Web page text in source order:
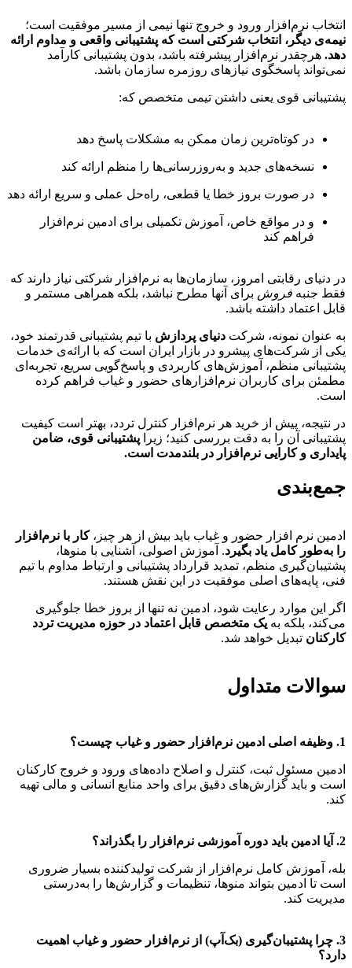
انتخاب نرم‌افزار ورود و خروج تنها نیمی از مسیر موفقیت است؛
نیمه‌ی دیگر، انتخاب شرکتی است که پشتیبانی واقعی و مداوم ارائه
دهد. هرچقدر نرم‌افزار پیشرفته باشد، بدون پشتیبانی کارآمد
نمی‌تواند پاسخگوی نیازهای روزمره سازمان باشد.
پشتیبانی قوی یعنی داشتن تیمی متخصص که:
در کوتاه‌ترین زمان ممکن به مشکلات پاسخ دهد
نسخه‌های جدید و به‌روزرسانی‌ها را منظم ارائه کند
در صورت بروز خطا یا قطعی، راه‌حل عملی و سریع ارائه دهد
و در مواقع خاص، آموزش تکمیلی برای ادمین نرم‌افزار
فراهم کند
در دنیای رقابتی امروز، سازمان‌ها به نرم‌افزار شرکتی نیاز دارند که
فقط جنبه فروش برای آنها مطرح نباشد، بلکه همراهی مستمر و
قابل اعتماد داشته باشد.
به عنوان نمونه، شرکت دنیای پردازش با تیم پشتیبانی قدرتمند خود،
یکی از شرکت‌های پیشرو در بازار ایران است که با ارائه‌ی خدمات
پشتیبانی منظم، آموزش‌های کاربردی و پاسخ‌گویی سریع، تجربه‌ای
مطمئن برای کاربران نرم‌افزارهای حضور و غیاب فراهم کرده
است.
در نتیجه، پیش از خرید هر نرم‌افزار کنترل تردد، بهتر است کیفیت
پشتیبانی آن را به دقت بررسی کنید؛ زیرا پشتیبانی قوی، ضامن
پایداری و کارایی نرم‌افزار در بلندمدت است.
جمع‌بندی
ادمین نرم افزار حضور و غیاب باید بیش از هر چیز،کار با نرم‌افزار
را به‌طور کامل یاد بگیرد. آموزش اصولی، آشنایی با منوها،
پشتیبان‌گیری منظم، تمدید قرارداد پشتیبانی و ارتباط مداوم با تیم
فنی، پایه‌های اصلی موفقیت در این نقش هستند.
اگر این موارد رعایت شود، ادمین نه تنها از بروز خطا جلوگیری
می‌کند، بلکه به یک متخصص قابل اعتماد در حوزه مدیریت تردد
کارکنان تبدیل خواهد شد.
سوالات متداول
1. وظیفه اصلی ادمین نرم‌افزار حضور و غیاب چیست؟
ادمین مسئول ثبت، کنترل و اصلاح داده‌های ورود و خروج کارکنان
است و باید گزارش‌های دقیق برای واحد منابع انسانی و مالی تهیه
کند.
2. آیا ادمین باید دوره آموزشی نرم‌افزار را بگذراند؟
بله، آموزش کامل نرم‌افزار از شرکت تولیدکننده بسیار ضروری
است تا ادمین بتواند منوها، تنظیمات و گزارش‌ها را به‌درستی
مدیریت کند.
3. چرا پشتیبان‌گیری (بک‌آپ) از نرم‌افزار حضور و غیاب اهمیت
دارد؟